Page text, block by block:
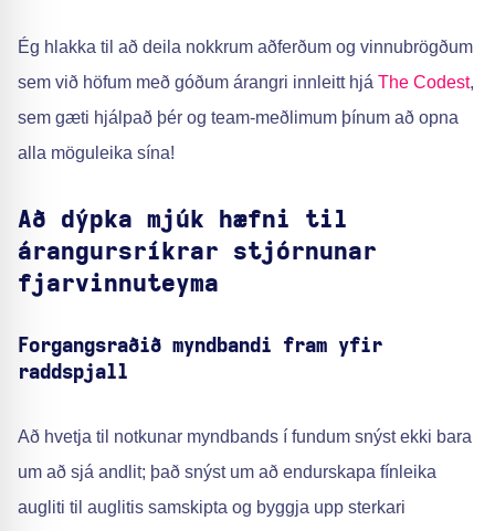
Ég hlakka til að deila nokkrum aðferðum og vinnubrögðum
sem við höfum með góðum árangri innleitt hjá The Codest,
sem gæti hjálpað þér og team-meðlimum þínum að opna
alla möguleika sína!
Að dýpka mjúk hæfni til
árangursríkrar stjórnunar
fjarvinnuteyma
Forgangsraðið myndbandi fram yfir
raddspjall
Að hvetja til notkunar myndbands í fundum snýst ekki bara
um að sjá andlit; það snýst um að endurskapa fínleika
augliti til auglitis samskipta og byggja upp sterkari